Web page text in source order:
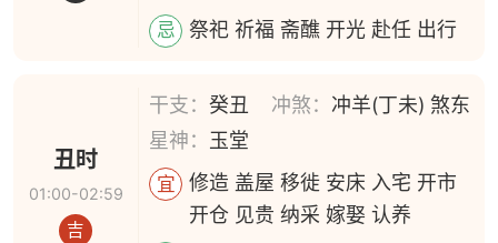
忌 祭祀 祈福 斋醮 开光 赴任 出行
丑时
01:00-02:59
吉
干支：癸丑 冲煞： 冲羊(丁未) 煞东
星神： 玉堂
宜
修造 盖屋 移徙 安床 入宅 开市
开仓 见贵 纳采 嫁娶 认养